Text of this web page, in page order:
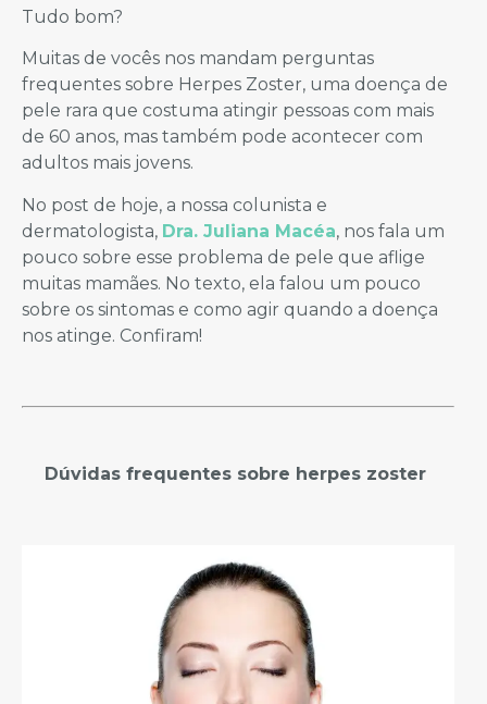
Tudo bom?
Muitas de vocês nos mandam perguntas
frequentes sobre Herpes Zoster, uma doença de
pele rara que costuma atingir pessoas com mais
de 60 anos, mas também pode acontecer com
adultos mais jovens.
No post de hoje, a nossa colunista e
dermatologista, Dra. Juliana Macéa, nos fala um
pouco sobre esse problema de pele que aflige
muitas mamães. No texto, ela falou um pouco
sobre os sintomas e como agir quando a doença
nos atinge. Confiram!
Dúvidas frequentes sobre herpes zoster